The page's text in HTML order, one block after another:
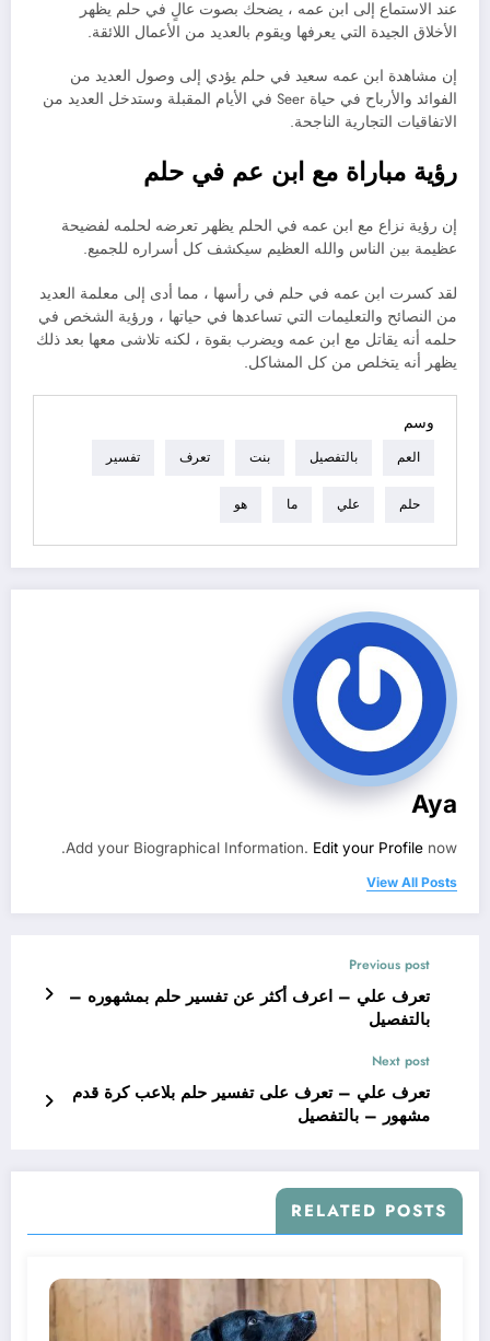
عند الاستماع إلى ابن عمه ، يضحك بصوت عالٍ في حلم يظهر
الأخلاق الجيدة التي يعرفها ويقوم بالعديد من الأعمال اللائقة.
إن مشاهدة ابن عمه سعيد في حلم يؤدي إلى وصول العديد من
الفوائد والأرباح في حياة Seer في الأيام المقبلة وستدخل العديد من
الاتفاقيات التجارية الناجحة.
رؤية مباراة مع ابن عم في حلم
إن رؤية نزاع مع ابن عمه في الحلم يظهر تعرضه لحلمه لفضيحة
عظيمة بين الناس والله العظيم سيكشف كل أسراره للجميع.
لقد كسرت ابن عمه في حلم في رأسها ، مما أدى إلى معلمة العديد
من النصائح والتعليمات التي تساعدها في حياتها ، ورؤية الشخص في
حلمه أنه يقاتل مع ابن عمه ويضرب بقوة ، لكنه تلاشى معها بعد ذلك
يظهر أنه يتخلص من كل المشاكل.
وسم
العم بالتفصيل بنت تعرف تفسير
حلم علي ما هو
Aya
Add your Biographical Information. Edit your Profile now.
View All Posts
Previous post
تعرف علي – اعرف أكثر عن تفسير حلم بمشهوره –
بالتفصيل
Next post
تعرف علي – تعرف على تفسير حلم بلاعب كرة قدم
مشهور – بالتفصيل
RELATED POSTS